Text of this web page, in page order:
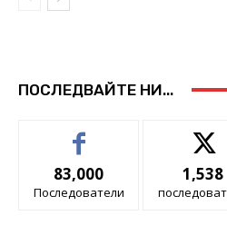
ПОСЛЕДВАЙТЕ НИ...
83,000
Последователи
1,538